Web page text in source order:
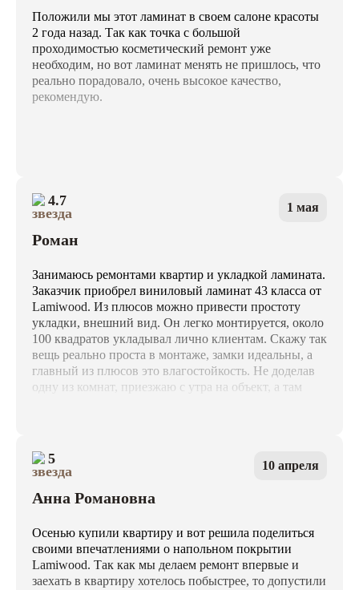
Положили мы этот ламинат в своем салоне красоты
2 года назад. Так как точка с большой
проходимостью косметический ремонт уже
необходим, но вот ламинат менять не пришлось, что
реально порадовало, очень высокое качество,
рекомендую.
4.7
Роман
1 мая
Занимаюсь ремонтами квартир и укладкой ламината.
Заказчик приобрел виниловый ламинат 43 класса от
Lamiwood. Из плюсов можно привести простоту
укладки, внешний вид. Он легко монтируется, около
100 квадратов укладывал лично клиентам. Скажу так
вещь реально проста в монтаже, замки идеальны, а
главный из плюсов это влагостойкость. Не доделав
одну из комнат, приезжаю с утра на объект, а там
реально не разошлись и не деформировались! Еще
один огромный плюс этого винилового ламината и
такого я не замечал на других ламинатах. Он реально
толще, чем 5 мм, у конкурентов пишут 5, а там и 5
ламинатом, я укладывал и более дорогие, но
качество порой было в разы хуже, поэтому я себе
решил домой укладывать такой же ламинат.
5
Анна Романовна
10 апреля
Осенью купили квартиру и вот решила поделиться
своими впечатлениями о напольном покрытии
Lamiwood. Так как мы делаем ремонт впервые и
заехать в квартиру хотелось побыстрее, то допустили